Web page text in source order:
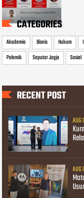
CATEGORIES
Akademia Bisnis Hukum
Polemik
Seputar Jogja Sosial
RECENT POST